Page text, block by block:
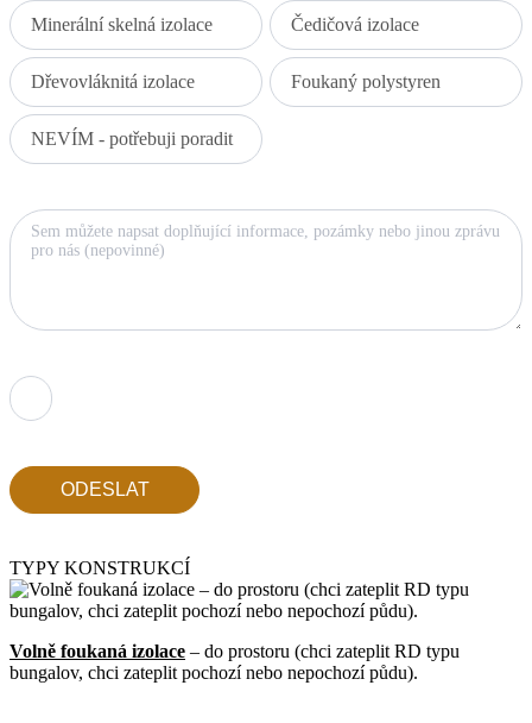
Minerální skelná izolace Čedičová izolace
Dřevovláknitá izolace Foukaný polystyren
NEVÍM - potřebuji poradit
ODESLAT
TYPY KONSTRUKCÍ
Volně foukaná izolace – do prostoru (chci zateplit RD typu
bungalov, chci zateplit pochozí nebo nepochozí půdu).